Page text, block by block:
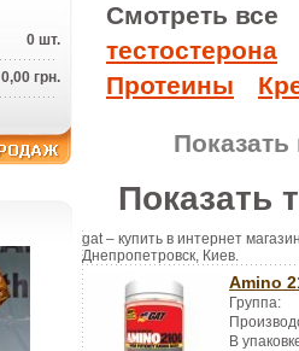
0 шт.
0,00 грн.
Смотреть все
тестостерона
Протеины
Показать
gat – купить в интернет
Днепропетровск, Киев.
Amino
Группа:
В